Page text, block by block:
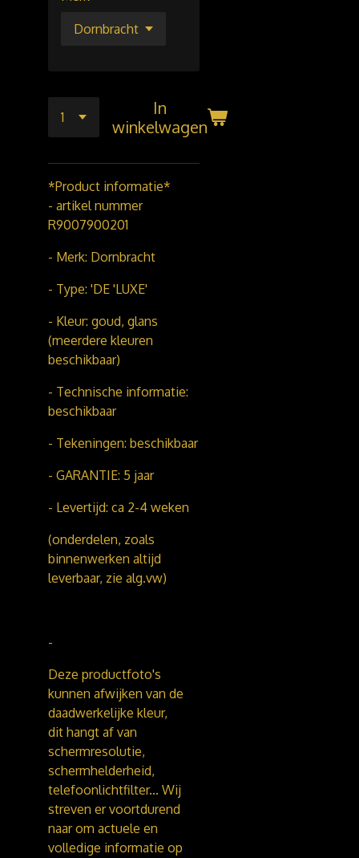
In
winkelwagen
*Product informatie*
- artikel nummer
R9007900201
- Merk: Dornbracht
- Type: 'DE 'LUXE'
- Kleur: goud, glans
(meerdere kleuren
beschikbaar)
- Technische informatie:
beschikbaar
- Tekeningen: beschikbaar
- GARANTIE: 5 jaar
- Levertijd: ca 2-4 weken
(onderdelen, zoals
binnenwerken altijd
leverbaar, zie alg.vw)
-
Deze productfoto's
kunnen afwijken van de
daadwerkelijke kleur,
dit hangt af van
schermresolutie,
schermhelderheid,
telefoonlichtfilter... Wij
streven er voortdurend
naar om actuele en
volledige informatie op